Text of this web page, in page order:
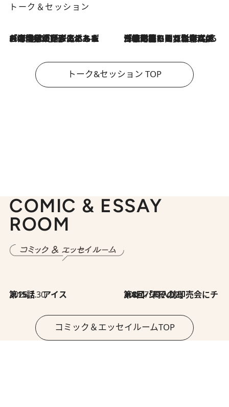
トーク＆セッション
2026.8.3
「今後値上げがあるとすれば…」「リスクがあるのは今年の冬」エネルギー専門家が語る、ホルムズ海峡封鎖が家庭にもたらす“ある心配” 2026.8.3
「住宅建てられない…」「サーチャージ料の高値が続いている」ホルムズ海峡封鎖による影響はいつまで続く？《エネルギー専門家に聞く“どうなる日本の暮らし”》
トーク&セッション TOP
COMIC & ESSAY
ROOM
2026.7.30
第15話 アイス 2026.7.30
第8回「同人誌即売会にチャレンジ その2」
コミック＆エッセイルームTOP